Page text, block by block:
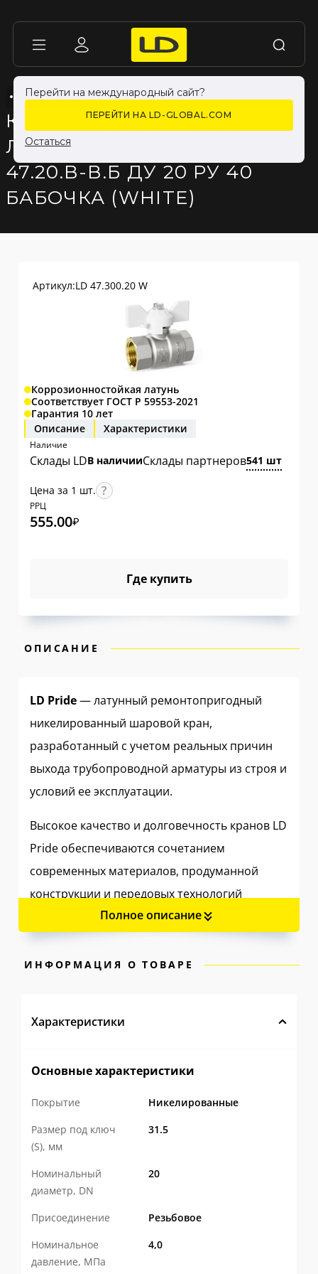
Перейти на международный сайт?
ПЕРЕЙТИ НА LD-GLOBAL.COM
Остаться
КРАНЫ LD PRIDE ДЛЯ ЖИДКОСТИ
КРАН ШАРОВОЙ
ЛАТУННЫЙ LD PRIDE
47.20.В-В.Б ДУ 20 РУ 40
БАБОЧКА (WHITE)
КРАНЫ LD PRIDE ДЛЯ ЖИДКОСТИ
Артикул:LD 47.300.20 W
Коррозионностойкая латунь
Соответствует ГОСТ Р 59553-2021
Гарантия 10 лет
Описание
Характеристики
Наличие
Склады LDВ наличииСклады партнеров541 шт
Цена за 1 шт.
РРЦ
555.00₽
Где купить
ОПИСАНИЕ
LD Pride— латунный ремонтопригодный
никелированный шаровой кран,
разработанный с учетом реальных причин
выхода трубопроводной арматуры из строя и
условий ее эксплуатации.
Высокое качество и долговечность кранов LD
Pride обеспечиваются сочетанием
современных материалов, продуманной
конструкции и передовых технологий
производства.
содержанием меди и легированием
высокой коррозионной стойкостью и
рассчитана на длительную и надежную
эксплуатацию даже в сложных условиях.
Высокопрочная герметизация
корпуса
специальным анаэробным
фиксатором обеспечивает прочность
соединения и долговечную
безаварийную работу.
Конструкция с ремонтопригодной
Полное описание
ИНФОРМАЦИЯ О ТОВАРЕ
Характеристики
Основные характеристики
Покрытие
Никелированные
Размер под ключ
(S), мм
31.5
Номинальный
диаметр, DN
20
Присоединение
Резьбовое
Номинальное
давление, МПа
4,0